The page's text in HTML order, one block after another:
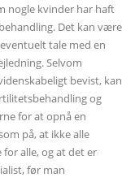
nogle kvinder har haft
Det kan være
tale med en
Selvom
bevist, kan
og
for at opnå en
på, at ikke alle
alle, og at det er
før man